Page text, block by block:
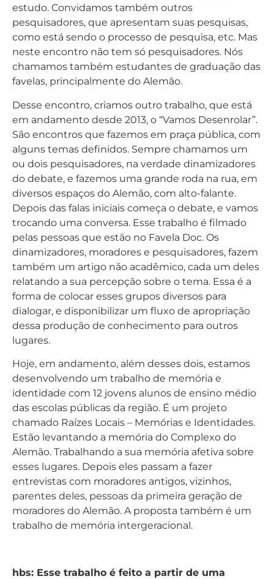
estudo. Convidamos também outros
pesquisadores, que apresentam suas pesquisas,
como está sendo o processo de pesquisa, etc. Mas
neste encontro não tem só pesquisadores. Nós
chamamos também estudantes de graduação das
favelas, principalmente do Alemão.
Desse encontro, criamos outro trabalho, que está
em andamento desde 2013, o “Vamos Desenrolar”.
São encontros que fazemos em praça pública, com
alguns temas definidos. Sempre chamamos um
ou dois pesquisadores, na verdade dinamizadores
do debate, e fazemos uma grande roda na rua, em
diversos espaços do Alemão, com alto-falante.
Depois das falas iniciais começa o debate, e vamos
trocando uma conversa. Esse trabalho é filmado
pelas pessoas que estão no Favela Doc. Os
dinamizadores, moradores e pesquisadores, fazem
também um artigo não acadêmico, cada um deles
relatando a sua percepção sobre o tema. Essa é a
forma de colocar esses grupos diversos para
dialogar, e disponibilizar um fluxo de apropriação
dessa produção de conhecimento para outros
lugares.
Hoje, em andamento, além desses dois, estamos
desenvolvendo um trabalho de memória e
identidade com 12 jovens alunos de ensino médio
das escolas públicas da região. É um projeto
chamado Raízes Locais – Memórias e Identidades.
Estão levantando a memória do Complexo do
Alemão. Trabalhando a sua memória afetiva sobre
esses lugares. Depois eles passam a fazer
entrevistas com moradores antigos, vizinhos,
parentes deles, pessoas da primeira geração de
moradores do Alemão. A proposta também é um
trabalho de memória intergeracional.
hbs: Esse trabalho é feito a partir de uma